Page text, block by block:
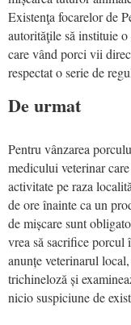
Existenţa focarelor de
autorităţile să instituie
care vând porci vii
respectat o serie de
De urmat
Pentru vânzarea
medicului veterinar
activitate pe raza
de ore înainte ca un
de mișcare sunt
vrea să sacrifice porcul
anunțe veterinarul
trichineloză și
nicio suspiciune de